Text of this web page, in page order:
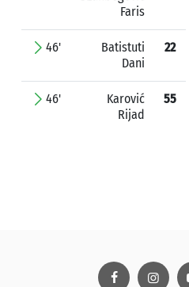
Faris
46'
Batistuti
Dani
22
46'
Karović
Rijad
55